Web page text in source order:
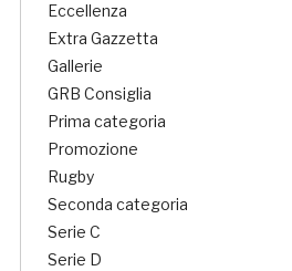
Eccellenza
Extra Gazzetta
Gallerie
GRB Consiglia
Prima categoria
Promozione
Rugby
Seconda categoria
Serie C
Serie D